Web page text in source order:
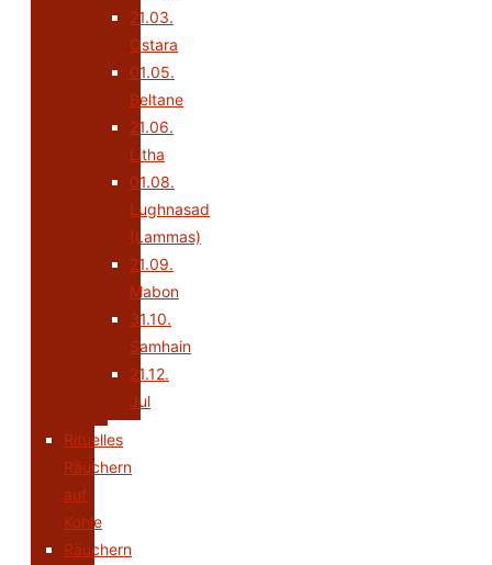
21.03.
Ostara
01.05.
Beltane
21.06.
Litha
01.08.
Lughnasad
(Lammas)
21.09.
Mabon
31.10.
Samhain
21.12.
Jul
Rituelles
Räuchern
auf
Kohle
Räuchern